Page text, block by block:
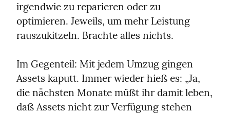
irgendwie zu reparieren oder zu
optimieren. Jeweils, um mehr Leistung
rauszukitzeln. Brachte alles nichts.
Im Gegenteil: Mit jedem Umzug gingen
Assets kaputt. Immer wieder hieß es: „Ja,
die nächsten Monate müßt ihr damit leben,
daß Assets nicht zur Verfügung stehen